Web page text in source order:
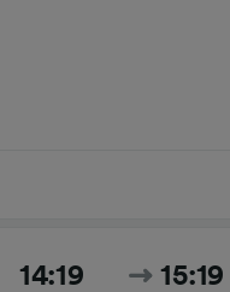
14:19 15:19